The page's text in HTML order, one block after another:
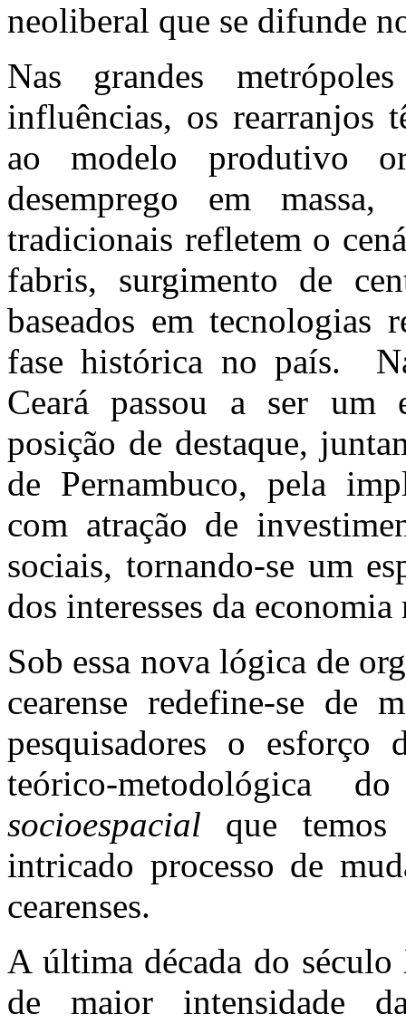
neoliberal que se difunde
Nas grandes
influências, os rearranjos
ao modelo produtivo
desemprego em massa,
tradicionais refletem o
fabris, surgimento de
baseados em tecnologias
fase histórica no país.
Ceará passou a ser um
posição de destaque,
de Pernambuco, pela
com atração de
sociais, tornando-se um
dos interesses da
Sob essa nova lógica de
cearense redefine-se de
pesquisadores o
teórico-metodológica
socioespacial que temos
intricado processo de
cearenses.
A última década do
de maior intensidade